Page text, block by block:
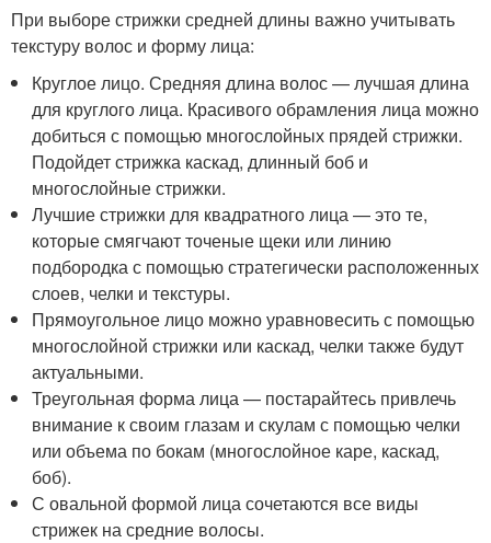
При выборе стрижки средней длины важно учитывать
текстуру волос и форму лица:
Круглое лицо. Средняя длина волос — лучшая длина
для круглого лица. Красивого обрамления лица можно
добиться с помощью многослойных прядей стрижки.
Подойдет стрижка каскад, длинный боб и
многослойные стрижки.
Лучшие стрижки для квадратного лица — это те,
которые смягчают точеные щеки или линию
подбородка с помощью стратегически расположенных
слоев, челки и текстуры.
Прямоугольное лицо можно уравновесить с помощью
многослойной стрижки или каскад, челки также будут
актуальными.
Треугольная форма лица — постарайтесь привлечь
внимание к своим глазам и скулам с помощью челки
или объема по бокам (многослойное каре, каскад,
боб).
С овальной формой лица сочетаются все виды
стрижек на средние волосы.